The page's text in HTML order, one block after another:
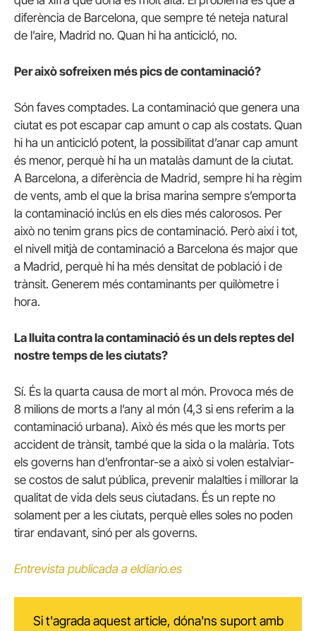
diferència de Barcelona, que sempre té neteja natural
de l’aire, Madrid no. Quan hi ha anticicló, no.
Per això sofreixen més pics de contaminació?
Són faves comptades. La contaminació que genera una
ciutat es pot escapar cap amunt o cap als costats. Quan
hi ha un anticicló potent, la possibilitat d’anar cap amunt
és menor, perquè hi ha un matalàs damunt de la ciutat.
A Barcelona, a diferència de Madrid, sempre hi ha règim
de vents, amb el que la brisa marina sempre s’emporta
la contaminació inclús en els dies més calorosos. Per
això no tenim grans pics de contaminació. Però així i tot,
el nivell mitjà de contaminació a Barcelona és major que
a Madrid, perquè hi ha més densitat de població i de
trànsit. Generem més contaminants per quilòmetre i
hora.
La lluita contra la contaminació és un dels reptes del
nostre temps de les ciutats?
Sí. És la quarta causa de mort al món. Provoca més de
8 milions de morts a l’any al món (4,3 si ens referim a la
contaminació urbana). Això és més que les morts per
accident de trànsit, també que la sida o la malària. Tots
els governs han d’enfrontar-se a això si volen estalviar-
se costos de salut pública, prevenir malalties i millorar la
qualitat de vida dels seus ciutadans. És un repte no
solament per a les ciutats, perquè elles soles no poden
tirar endavant, sinó per als governs.
Entrevista publicada a eldiario.es
Si t'agrada aquest article, dóna'ns suport amb